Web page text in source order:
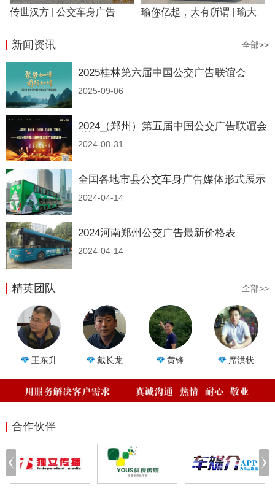
传世汉方 | 公交车身广告
瑜你亿起，大有所谓 | 瑜大
新闻资讯 全部>>
2025桂林第六届中国公交广告联谊会
2025-09-06
2024（郑州）第五届中国公交广告联谊会
2024-08-31
全国各地市县公交车身广告媒体形式展示
2024-04-14
2024河南郑州公交广告最新价格表
2024-04-14
精英团队 全部>>
王东升 戴长龙 黄锋 席洪状
合作伙伴